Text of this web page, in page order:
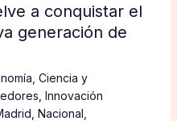
a conquistar el
generación de
Ciencia y
Innovación
Nacional